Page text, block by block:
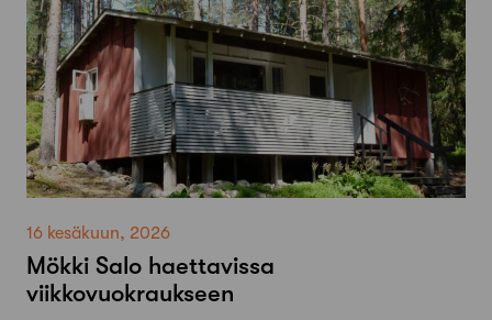
16 kesäkuun, 2026
Mökki Salo haettavissa
viikkovuokraukseen